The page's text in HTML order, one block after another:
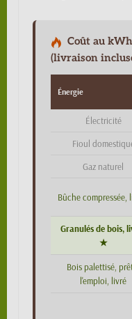
Coût au
(livraison
Énergie
Électricité
Fioul
Gaz naturel
Bûche compressée,
Granulés de bois,
★
Bois palettisé,
l'emploi, livré